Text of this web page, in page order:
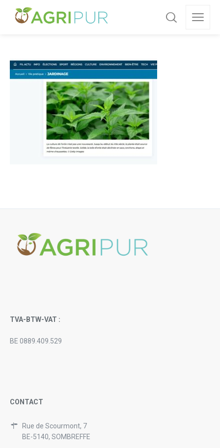
TVA-BTW-VAT :
BE 0889.409.529
CONTACT
Rue de Scourmont, 7
BE-5140, SOMBREFFE